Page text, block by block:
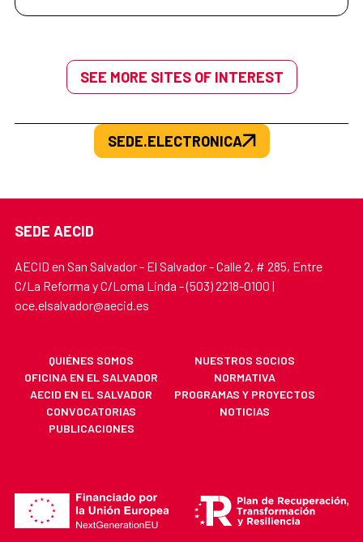
SEE MORE SITES OF INTEREST
SEDE.ELECTRONICA
SEDE AECID
AECID en San Salvador - El Salvador - Calle 2, # 285, Entre
C/La Reforma y C/Loma Linda - (503) 2218-0100 |
oce.elsalvador@aecid.es
QUIÉNES SOMOS
NUESTROS SOCIOS
OFICINA EN EL SALVADOR
NORMATIVA
AECID EN EL SALVADOR
PROGRAMAS Y PROYECTOS
CONVOCATORIAS
NOTICIAS
PUBLICACIONES